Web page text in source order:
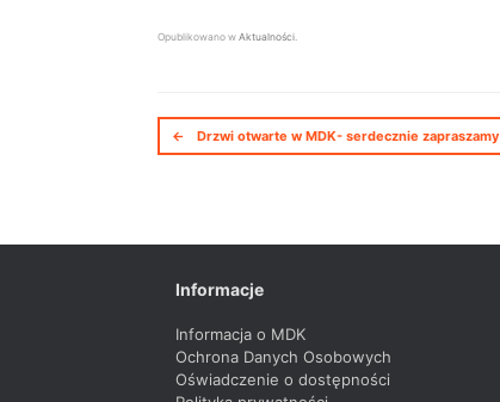
Opublikowano w Aktualności.
Nawigacja postów
← Drzwi otwarte w MDK- serdecznie zapraszamy
Informacje
Informacja o MDK
Ochrona Danych Osobowych
Oświadczenie o dostępności